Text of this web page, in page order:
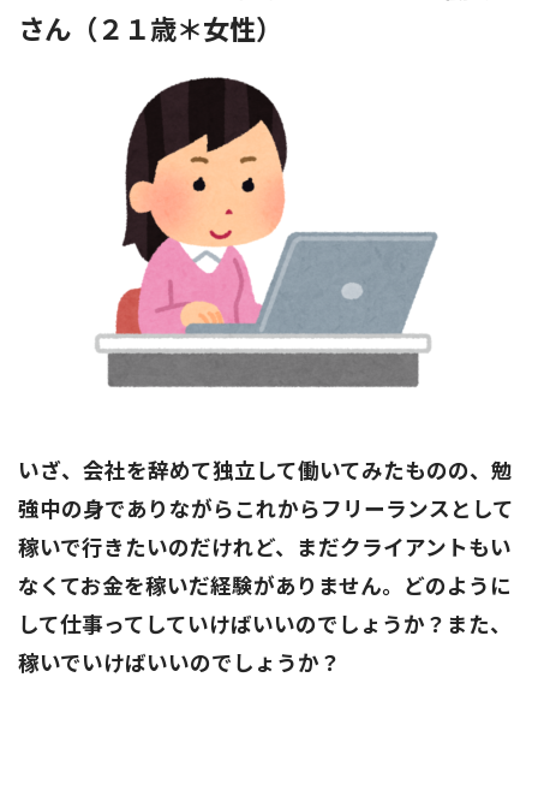
さん（２１歳＊女性）
いざ、会社を辞めて独立して働いてみたものの、勉
強中の身でありながらこれからフリーランスとして
稼いで行きたいのだけれど、まだクライアントもい
なくてお金を稼いだ経験がありません。どのように
して仕事ってしていけばいいのでしょうか？また、
稼いでいけばいいのでしょうか？